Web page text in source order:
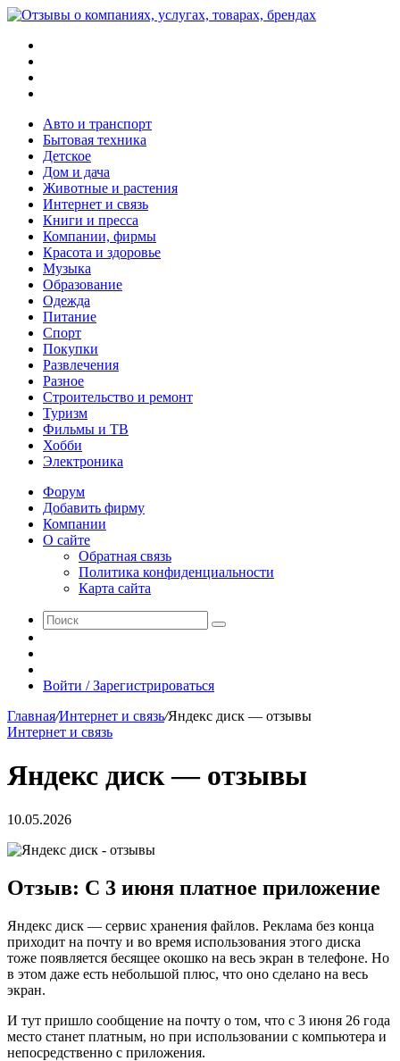
Авто и транспорт
Бытовая техника
Детское
Дом и дача
Животные и растения
Интернет и связь
Книги и пресса
Компании, фирмы
Красота и здоровье
Музыка
Образование
Одежда
Питание
Спорт
Покупки
Развлечения
Разное
Строительство и ремонт
Туризм
Фильмы и ТВ
Хобби
Электроника
Форум
Добавить фирму
Компании
О сайте
Обратная связь
Политика конфиденциальности
Карта сайта
Поиск
статья
Войти / Зарегистрироваться
Главная/Интернет и связь/Яндекс диск — отзывы
Интернет и связь
Яндекс диск — отзывы
10.05.2026
Отзыв: С 3 июня платное приложение
Яндекс диск — сервис хранения файлов. Реклама без конца
приходит на почту и во время использования этого диска
тоже появляется бесящее окошко на весь экран в телефоне. Но
в этом даже есть небольшой плюс, что оно сделано на весь
экран.
И тут пришло сообщение на почту о том, что с 3 июня 26 года
место станет платным, но при использовании с компьютера и
непосредственно с приложения.